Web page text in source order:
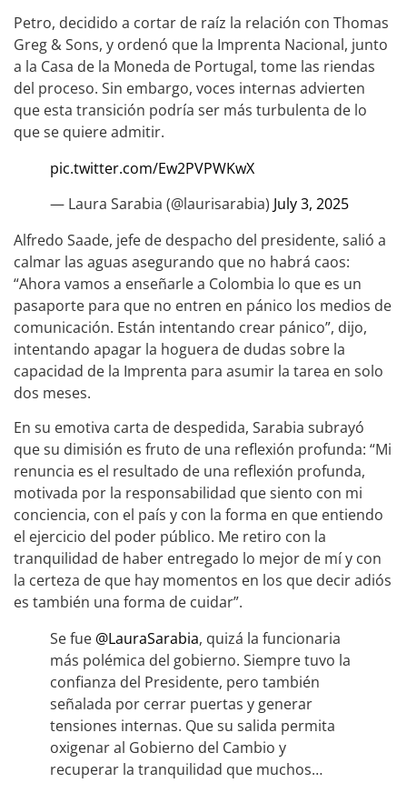
Petro, decidido a cortar de raíz la relación con Thomas
Greg & Sons, y ordenó que la Imprenta Nacional, junto
a la Casa de la Moneda de Portugal, tome las riendas
del proceso. Sin embargo, voces internas advierten
que esta transición podría ser más turbulenta de lo
que se quiere admitir.
pic.twitter.com/Ew2PVPWKwX
— Laura Sarabia (@laurisarabia) July 3, 2025
Alfredo Saade, jefe de despacho del presidente, salió a
calmar las aguas asegurando que no habrá caos:
“Ahora vamos a enseñarle a Colombia lo que es un
pasaporte para que no entren en pánico los medios de
comunicación. Están intentando crear pánico”, dijo,
intentando apagar la hoguera de dudas sobre la
capacidad de la Imprenta para asumir la tarea en solo
dos meses.
En su emotiva carta de despedida, Sarabia subrayó
que su dimisión es fruto de una reflexión profunda: “Mi
renuncia es el resultado de una reflexión profunda,
motivada por la responsabilidad que siento con mi
conciencia, con el país y con la forma en que entiendo
el ejercicio del poder público. Me retiro con la
tranquilidad de haber entregado lo mejor de mí y con
la certeza de que hay momentos en los que decir adiós
es también una forma de cuidar”.
Se fue @LauraSarabia, quizá la funcionaria
más polémica del gobierno. Siempre tuvo la
confianza del Presidente, pero también
señalada por cerrar puertas y generar
tensiones internas. Que su salida permita
oxigenar al Gobierno del Cambio y
recuperar la tranquilidad que muchos…